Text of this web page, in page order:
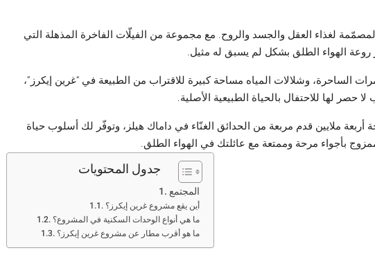
لغذاء العقل والجسد والروح. مع مجموعة من الفيلّات الفاخرة المذهلة التي
روعة الهواء الطلق بشكل لم يسبق له مثيل.
الساحرة، وشلالات المياه مساحة كبيرة للاقتراب من الطبيعة في “غرين إيكرز”،
حصر لها للاحتفال بالحياة الطبيعية الأصلية.
أربعة ملايين قدم مربعة من الحدائق الغنّاء في داماك هيلز، وتوفّر لك أسلوب حياة
بأجواء مرحة وممتعة مع عائلتك في الهواء الطلق.
جدول المحتويات
المجتمع
أين يقع مشروع غرين إيكرز؟
ما هي أنواع الوحدات السكنية في المشروع؟
ما هو أقرب مطار عن مشروع غرين إيكرز؟